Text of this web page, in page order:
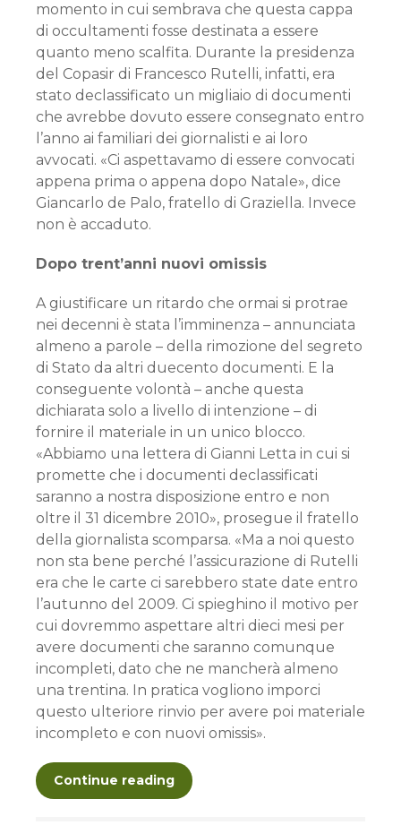
momento in cui sembrava che questa cappa
di occultamenti fosse destinata a essere
quanto meno scalfita. Durante la presidenza
del Copasir di Francesco Rutelli, infatti, era
stato declassificato un migliaio di documenti
che avrebbe dovuto essere consegnato entro
l’anno ai familiari dei giornalisti e ai loro
avvocati. «Ci aspettavamo di essere convocati
appena prima o appena dopo Natale», dice
Giancarlo de Palo, fratello di Graziella. Invece
non è accaduto.
Dopo trent’anni nuovi omissis
A giustificare un ritardo che ormai si protrae
nei decenni è stata l’imminenza – annunciata
almeno a parole – della rimozione del segreto
di Stato da altri duecento documenti. E la
conseguente volontà – anche questa
dichiarata solo a livello di intenzione – di
fornire il materiale in un unico blocco.
«Abbiamo una lettera di Gianni Letta in cui si
promette che i documenti declassificati
saranno a nostra disposizione entro e non
oltre il 31 dicembre 2010», prosegue il fratello
della giornalista scomparsa. «Ma a noi questo
non sta bene perché l’assicurazione di Rutelli
era che le carte ci sarebbero state date entro
l’autunno del 2009. Ci spieghino il motivo per
cui dovremmo aspettare altri dieci mesi per
avere documenti che saranno comunque
incompleti, dato che ne mancherà almeno
una trentina. In pratica vogliono imporci
questo ulteriore rinvio per avere poi materiale
incompleto e con nuovi omissis».
Continue reading